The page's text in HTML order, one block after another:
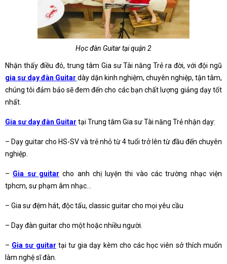
Học đàn Guitar tại quận 2
Nhận thấy điều đó, trung tâm Gia sư Tài năng Trẻ ra đời, với đội ngũ
gia sư dạy đàn Guitar dày dặn kinh nghiệm, chuyên nghiệp, tận tâm,
chúng tôi đảm bảo sẽ đem đến cho các bạn chất lượng giảng dạy tốt
nhất.
Gia sư dạy đàn Guitar tại Trung tâm Gia sư Tài năng Trẻ nhận dạy:
– Dạy guitar cho HS-SV và trẻ nhỏ từ 4 tuổi trở lên từ đầu đến chuyên
nghiệp.
– Gia sư guitar cho anh chị luyện thi vào các trường nhạc viện
tphcm, sư phạm âm nhạc…
– Gia sư đệm hát, độc tấu, classic guitar cho mọi yêu cầu
– Dạy đàn guitar cho một hoặc nhiều người.
– Gia sư guitar tại tư gia dạy kèm cho các học viên sở thích muốn
làm nghệ sĩ đàn.